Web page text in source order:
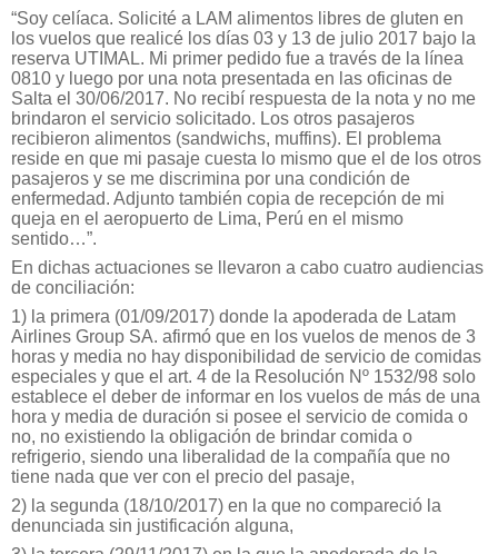
“Soy celíaca. Solicité a LAM alimentos libres de gluten en
los vuelos que realicé los días 03 y 13 de julio 2017 bajo la
reserva UTIMAL. Mi primer pedido fue a través de la línea
0810 y luego por una nota presentada en las oficinas de
Salta el 30/06/2017. No recibí respuesta de la nota y no me
brindaron el servicio solicitado. Los otros pasajeros
recibieron alimentos (sandwichs, muffins). El problema
reside en que mi pasaje cuesta lo mismo que el de los otros
pasajeros y se me discrimina por una condición de
enfermedad. Adjunto también copia de recepción de mi
queja en el aeropuerto de Lima, Perú en el mismo
sentido…”.
En dichas actuaciones se llevaron a cabo cuatro audiencias
de conciliación:
1) la primera (01/09/2017) donde la apoderada de Latam
Airlines Group SA. afirmó que en los vuelos de menos de 3
horas y media no hay disponibilidad de servicio de comidas
especiales y que el art. 4 de la Resolución Nº 1532/98 solo
establece el deber de informar en los vuelos de más de una
hora y media de duración si posee el servicio de comida o
no, no existiendo la obligación de brindar comida o
refrigerio, siendo una liberalidad de la compañía que no
tiene nada que ver con el precio del pasaje,
2) la segunda (18/10/2017) en la que no compareció la
denunciada sin justificación alguna,